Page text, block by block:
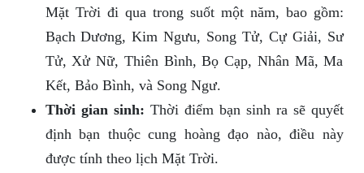
Mặt Trời đi qua trong suốt một năm, bao gồm:
Bạch Dương, Kim Ngưu, Song Tử, Cự Giải, Sư
Tử, Xử Nữ, Thiên Bình, Bọ Cạp, Nhân Mã, Ma
Kết, Bảo Bình, và Song Ngư.
Thời gian sinh: Thời điểm bạn sinh ra sẽ quyết
định bạn thuộc cung hoàng đạo nào, điều này
được tính theo lịch Mặt Trời.